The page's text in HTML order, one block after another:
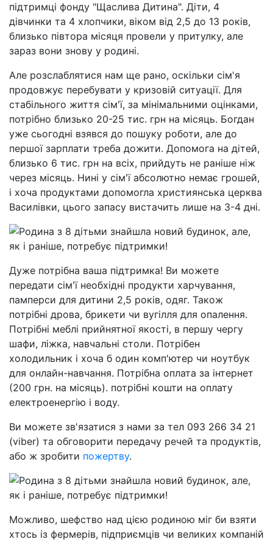
підтримці фонду "Щаслива Дитина". Діти, 4
дівчинки та 4 хлопчики, віком від 2,5 до 13 років,
близько півтора місяця провели у притулку, але
зараз вони знову у родині.
Але розслаблятися нам ще рано, оскільки сім'я
продовжує перебувати у кризовій ситуації. Для
стабільного життя сім'ї, за мінімальними оцінками,
потрібно близько 20-25 тис. грн на місяць. Богдан
уже сьогодні взявся до пошуку роботи, але до
першої зарплати треба дожити. Допомога на дітей,
близько 6 тис. грн на всіх, прийдуть не раніше ніж
через місяць. Нині у сім'ї абсолютно немає грошей,
і хоча продуктами допомогла християнська церква
Василівки, цього запасу вистачить лише на 3-4 дні.
Дуже потрібна ваша підтримка! Ви можете
передати сім'ї необхідні продукти харчування,
памперси для дитини 2,5 років, одяг. Також
потрібні дрова, брикети чи вугілля для опалення.
Потрібні меблі прийнятної якості, в першу чергу
шафи, ліжка, навчальні столи. Потрібен
холодильник і хоча б один комп'ютер чи ноутбук
для онлайн-навчання. Потрібна оплата за інтернет
(200 грн. на місяць). потрібні кошти на оплату
електроенергію і воду.
Ви можете зв'язатися з нами за тел 093 266 34 21
(viber) та обговорити передачу речей та продуктів,
або ж зробити пожертву.
Можливо, шефство над цією родиною міг би взяти
хтось із фермерів, підприємців чи великих компаній